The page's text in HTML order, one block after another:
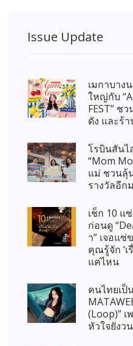
Issue Update
เมกาบาง
ใหญ่กับ
FEST” ช
ดัง และร้
โรบินสันไ
“Mom
แม่ ชวนลุ้
รางวัลอีก
เช็ก 10 แ
ก่อนดู
า” เจอแ
คุณรู้จัก ‘เ
แค่ไหน
คนไทยเป็
(Loop)”
หัวใจยังว